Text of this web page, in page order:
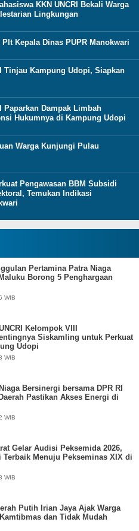
KKN UNCRI Bekali Warga
Lingkungan
Kepala Dinas PUPR Manokwari
Tinjau Kampung Udopi, Siapkan
Paparkan Dampak Limbah
Hukumnya di Kampung Udopi
Warga Kunjungi Pulau
Pengawasan BBM Subsidi
Temukan Indikasi
Pertamina Patra Niaga
Borong 5 Penghargaan
WIB
Kelompok VIII
Siskamling untuk Perkuat
Udopi
WIB
Bersinergi bersama DPR RI
Pastikan Akses Energi di
WIB
Gelar Audisi Peksemida 2026,
Terbaik Menuju Pekseminas XIX di
WIB
Putih Irian Jaya Ajak Warga
dan Tidak Mudah